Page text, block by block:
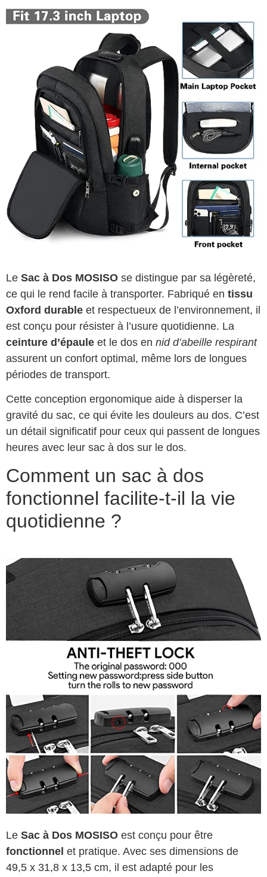
Le Sac à Dos MOSISO se distingue par sa légèreté,
ce qui le rend facile à transporter. Fabriqué en tissu
Oxford durable et respectueux de l’environnement, il
est conçu pour résister à l’usure quotidienne. La
ceinture d’épaule et le dos en nid d’abeille respirant
assurent un confort optimal, même lors de longues
périodes de transport.
Cette conception ergonomique aide à disperser la
gravité du sac, ce qui évite les douleurs au dos. C’est
un détail significatif pour ceux qui passent de longues
heures avec leur sac à dos sur le dos.
Comment un sac à dos
fonctionnel facilite-t-il la vie
quotidienne ?
Le Sac à Dos MOSISO est conçu pour être
fonctionnel et pratique. Avec ses dimensions de
49,5 x 31,8 x 13,5 cm, il est adapté pour les